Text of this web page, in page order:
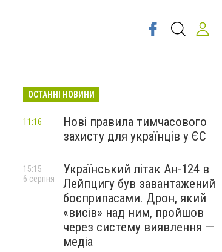
ОСТАННІ НОВИНИ
Нові правила тимчасового
захисту для українців у ЄС
11:16
Український літак Ан-124 в
Лейпцигу був завантажений
боєприпасами. Дрон, який
«висів» над ним, пройшов
через систему виявлення —
медіа
15:15
6 серпня